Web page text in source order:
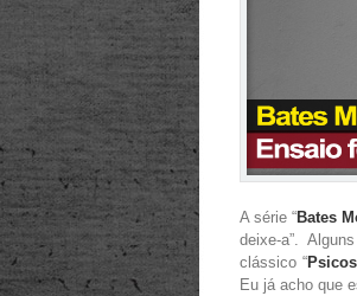
A série “Bates
deixe-a”.
clássico “
Eu já acho que